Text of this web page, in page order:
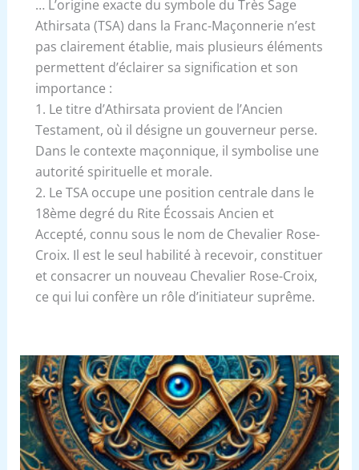
… L’origine exacte du symbole du Très Sage
Athirsata (TSA) dans la Franc-Maçonnerie n’est
pas clairement établie, mais plusieurs éléments
permettent d’éclairer sa signification et son
importance :
1. Le titre d’Athirsata provient de l’Ancien
Testament, où il désigne un gouverneur perse.
Dans le contexte maçonnique, il symbolise une
autorité spirituelle et morale.
2. Le TSA occupe une position centrale dans le
18ème degré du Rite Écossais Ancien et
Accepté, connu sous le nom de Chevalier Rose-
Croix. Il est le seul habilité à recevoir, constituer
et consacrer un nouveau Chevalier Rose-Croix,
ce qui lui confère un rôle d’initiateur suprême.